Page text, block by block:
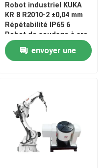
Robot industriel KUKA
KR 8 R2010-2 ±0,04 mm
Répétabilité IP65 6
Robot de soudage à arc
à axe et armoire de
commande KR C4 KR C5
envoyer une